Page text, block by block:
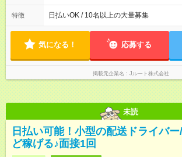
は週4も有り） ※配達状況によって時間
案件により多少の前後あり ※配達が完了次
特徴 日払いOK / 10名以上の大量募集
気になる！ 応募する
掲載元企業名 Jルート株式会社
未読
日払い可能！小型の配送ドライバ
ど稼げる♪面接1回